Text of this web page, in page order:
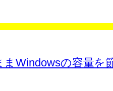
Windowsの容量を